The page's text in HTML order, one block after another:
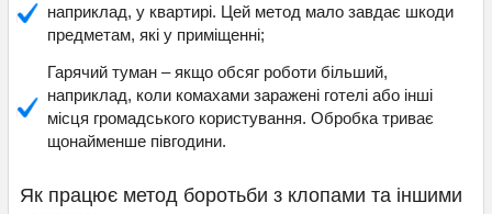
наприклад, у квартирі. Цей метод мало завдає шкоди
предметам, які у приміщенні;
Гарячий туман – якщо обсяг роботи більший,
наприклад, коли комахами заражені готелі або інші
місця громадського користування. Обробка триває
щонайменше півгодини.
Як працює метод боротьби з клопами та іншими